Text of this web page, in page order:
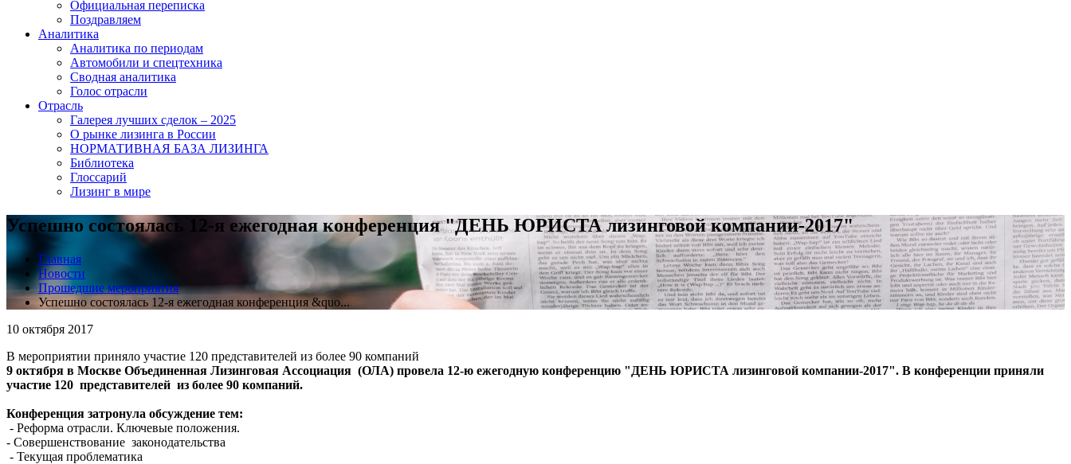
Официальная переписка
Поздравляем
Аналитика
Аналитика по периодам
Автомобили и спецтехника
Сводная аналитика
Голос отрасли
Отрасль
Галерея лучших сделок – 2025
О рынке лизинга в России
НОРМАТИВНАЯ БАЗА ЛИЗИНГА
Библиотека
Глоссарий
Лизинг в мире
Успешно состоялась 12-я ежегодная конференция "ДЕНЬ ЮРИСТА лизинговой компании-2017"
Главная
Новости
Прошедшие мероприятия
Успешно состоялась 12-я ежегодная конференция &quo...
10 октября 2017
В мероприятии приняло участие 120 представителей из более 90 компаний
9 октября в Москве Объединенная Лизинговая Ассоциация (ОЛА) провела 12-ю ежегодную конференцию "ДЕНЬ ЮРИСТА лизинговой компании-2017". В конференции приняли
участие 120 представителей из более 90 компаний.
Конференция затронула обсуждение тем:
- Реформа отрасли. Ключевые положения.
- Совершенствование законодательства
- Текущая проблематика